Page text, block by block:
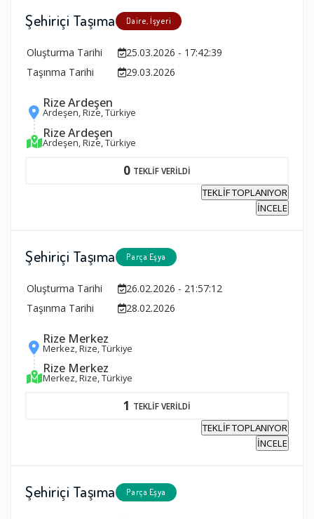
Şehiriçi Taşıma Daire, İşyeri
Oluşturma Tarihi
25.03.2026 - 17:42:39
Taşınma Tarihi
29.03.2026
Rize Ardeşen
Ardeşen, Rize, Türkiye
Rize Ardeşen
Ardeşen, Rize, Türkiye
0 TEKLİF VERİLDİ
TEKLİF TOPLANIYOR
İNCELE
Şehiriçi Taşıma Parça Eşya
Oluşturma Tarihi
26.02.2026 - 21:57:12
Taşınma Tarihi
28.02.2026
Rize Merkez
Merkez, Rize, Türkiye
Rize Merkez
Merkez, Rize, Türkiye
1 TEKLİF VERİLDİ
TEKLİF TOPLANIYOR
İNCELE
Şehiriçi Taşıma Parça Eşya